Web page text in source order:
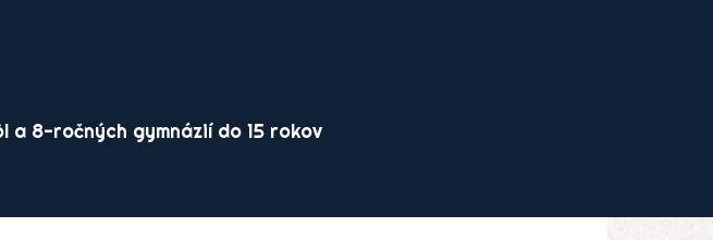
a 8-ročných gymnázií do 15 rokov